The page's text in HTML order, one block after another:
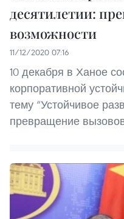
десятилетии:
возможности
11/12/2020 07:16
10 декабря в Ханое
корпоративной
тему “Устойчивое
превращение